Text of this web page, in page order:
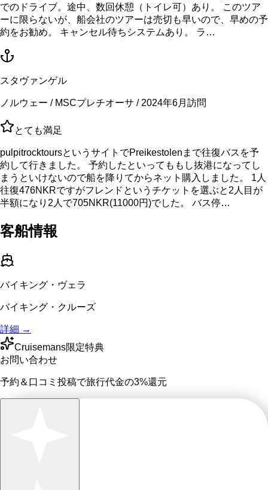
でのドライブ。途中、数回休憩（トイレ可）あり。 このツア
ーに限らないが、船会社のツアーは売切も早いので、早めの予
約をお勧め。 キャンセル待ちシステムあり。 ラ…
スタヴァンゲル
ノルウェー / MSCプレチオーサ / 2024年6月訪問
とても満足
pulpitrocktoursというサイトでPreikestolenまで往復バスを予
約して行きました。 予約したといってももし抜港になってし
まうといけないので船を降りてからネット購入しました。 1人
往復476NKRですがフレンドというチケットを選ぶと2人目が
半額になり2人で705NKR(11000円)でした。 バス停…
客船情報
バイキング・ヴェラ
バイキング・クルーズ
詳細 →
Cruisemans限定特典
お問い合わせ
予約＆口コミ投稿で旅行代金の3%還元